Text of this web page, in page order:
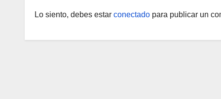
Lo siento, debes estar conectado para publicar un